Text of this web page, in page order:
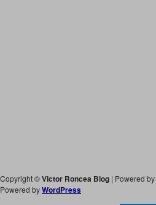
Copyright ©Victor Roncea Blog | Powered by
Powered byWordPress